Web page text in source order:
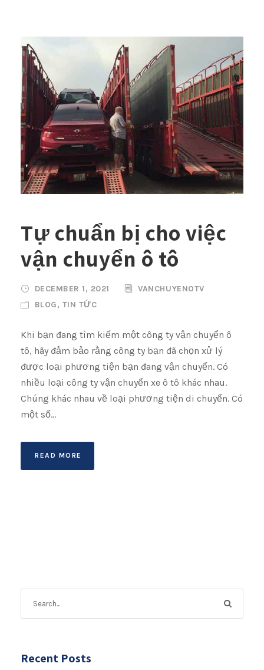
Tự chuẩn bị cho việc
vận chuyển ô tô
DECEMBER 1, 2021
VANCHUYENOTV
BLOG, TIN TỨC
Khi bạn đang tìm kiếm một công ty vận chuyển ô
tô, hãy đảm bảo rằng công ty bạn đã chọn xử lý
được loại phương tiện bạn đang vận chuyển. Có
nhiều loại công ty vận chuyển xe ô tô khác nhau.
Chúng khác nhau về loại phương tiện di chuyển. Có
một số...
READ MORE
Recent Posts